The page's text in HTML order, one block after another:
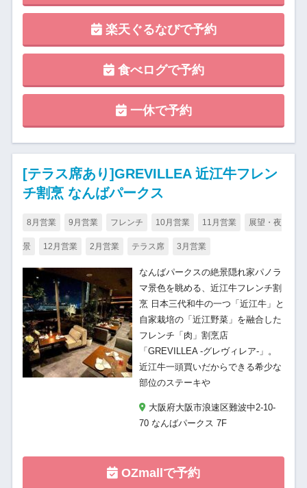
楽天ぐるなびで予約
食べログで予約
一休で予約
[テラス席あり]GREVILLEA 近江牛フレン
チ割烹 なんばパークス
8月営業 9月営業 フレンチ 10月営業 11月営業 展望・夜
景 12月営業 2月営業 テラス席 3月営業
なんばパークスの絶景隠れ家パノラ
マ景色を眺める、近江牛フレンチ割
烹 日本三代和牛の一つ「近江牛」と
自家栽培の「近江野菜」を融合した
フレンチ「肉」割烹店
「GREVILLEA -グレヴィレア-」。
近江牛一頭買いだからできる希少な
部位のステーキや
大阪府大阪市浪速区難波中2-10-
70 なんばパークス 7F
OZmallで予約